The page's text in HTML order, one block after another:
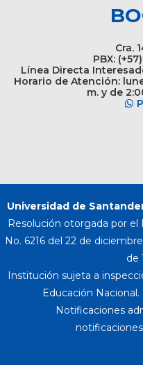
Cra.
PBX:
Línea Directa
Horario de Atención:
m. y de
Universidad de
Resolución otorgada por el
No. 6216 del 22 de
de
Institución sujeta a
Educación Nacional.
Notificaciones